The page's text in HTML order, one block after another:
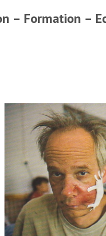
– Formation –